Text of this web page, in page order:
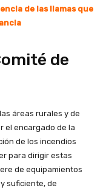
de las llamas que
de
áreas rurales y de
el encargado de la
de los incendios
para dirigir estas
de equipamientos
suficiente, de